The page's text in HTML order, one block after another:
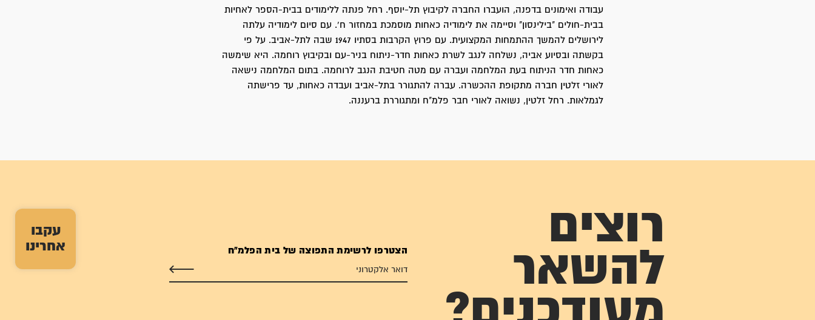
עקבו
אחרינו
עבודה ואימונים בדפנה, הועברו החברה לקיבוץ תל-יוסף. רחל פנתה ללימודים בבית-הספר לאחיות
בבית-חולים "בילינסון" וסיימה את לימודיה כאחות מוסמכת במחזור ח'. עם סיום לימודיה עלתה
לירושלים להמשך ההתמחות המקצועית. עם פרוץ הקרבות בסתיו 1947 שבה לתל-אביב. על פי
בקשתה ובסיוע אביה, נשלחה לנגב לשרת כאחות חדר-ניתוח בניר-עם ובקיבוץ רוחמה. היא שימשה
כאחות חדר הניתוח בעת המלחמה ועברה עם מטה חטיבת הנגב לרוחמה. בתום המלחמה נישאה
לאורי זלטין חברה מתקופת ההכשרה. עברה להתגורר בתל-אביב ועבדה כאחות, עד פרישתה
לגמלאות. רחל זלטין, נשואה לאורי חבר פלמ"ח ומתגוררת ברעננה.
רוצים
להשאר
הצטרפו לרשימת התפוצה של בית הפלמ"ח